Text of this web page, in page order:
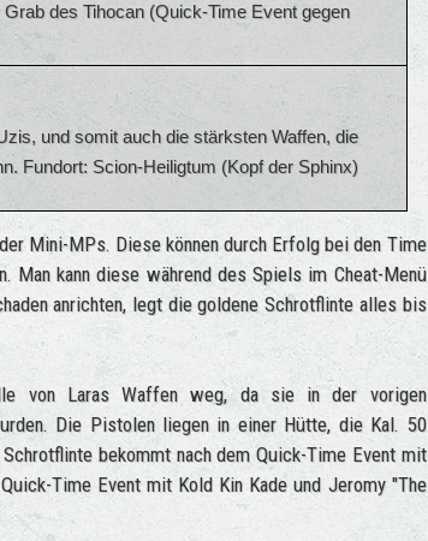
des Tihocan (Quick-Time Event gegen
und somit auch die stärksten Waffen, die
Fundort: Scion-Heiligtum (Kopf der Sphinx)
Mini-MPs. Diese können durch Erfolg bei den Time
kann diese während des Spiels im Cheat-Menü
anrichten, legt die goldene Schrotflinte alles bis
von Laras Waffen weg, da sie in der vorigen
Die Pistolen liegen in einer Hütte, die Kal. 50
bekommt nach dem Quick-Time Event mit
Time Event mit Kold Kin Kade und Jeromy "The